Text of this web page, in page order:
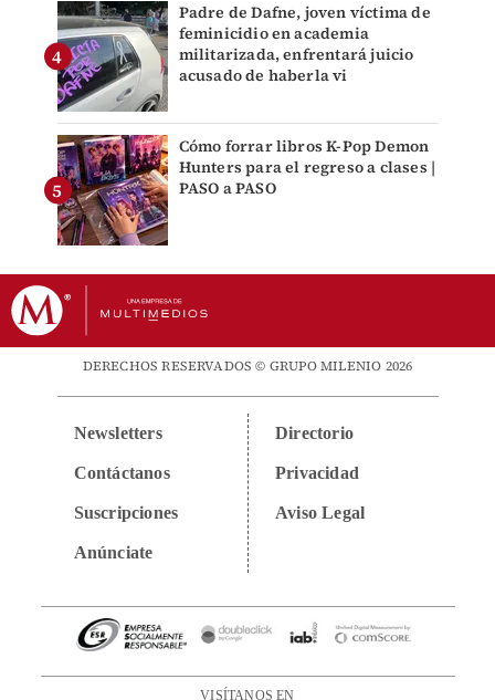
Padre de Dafne, joven víctima de
feminicidio en academia
militarizada, enfrentará juicio
acusado de haberla vi
Cómo forrar libros K-Pop Demon
Hunters para el regreso a clases |
PASO a PASO
DERECHOS RESERVADOS © GRUPO MILENIO 2026
Newsletters
Contáctanos
Suscripciones
Anúnciate
Directorio
Privacidad
Aviso Legal
VISÍTANOS EN